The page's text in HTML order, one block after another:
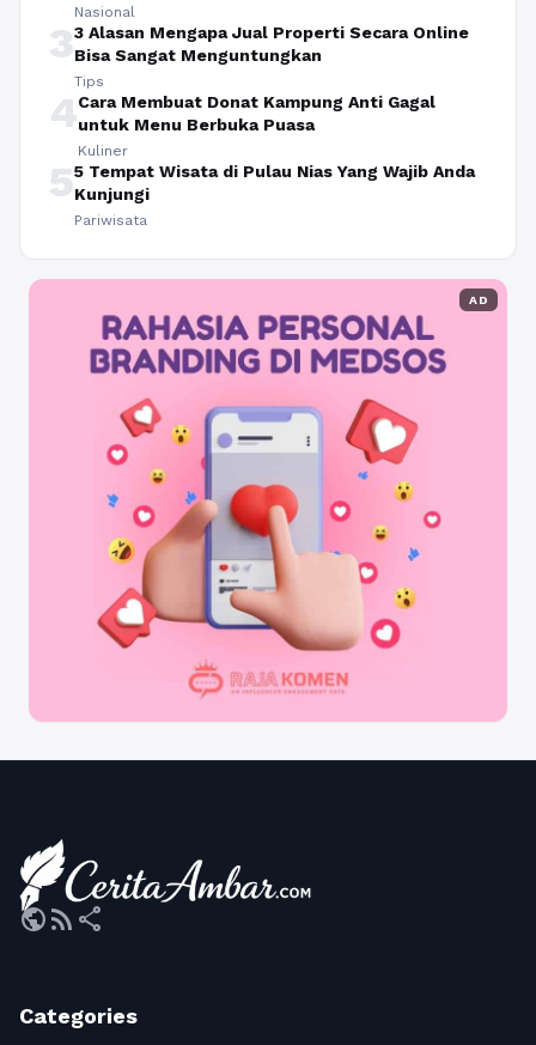
Nasional
33 Alasan Mengapa Jual Properti Secara Online
Bisa Sangat Menguntungkan
Tips
4Cara Membuat Donat Kampung Anti Gagal
untuk Menu Berbuka Puasa
Kuliner
55 Tempat Wisata di Pulau Nias Yang Wajib Anda
Kunjungi
Pariwisata
AD
publicrss_feed share
Categories